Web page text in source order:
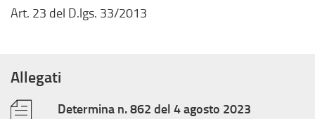
Art. 23 del D.lgs. 33/2013
Allegati
Determina n. 862 del 4 agosto 2023